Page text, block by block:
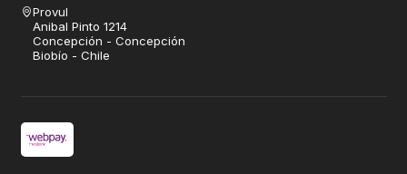
Provul
Anibal Pinto 1214
Concepción - Concepción
Biobío - Chile